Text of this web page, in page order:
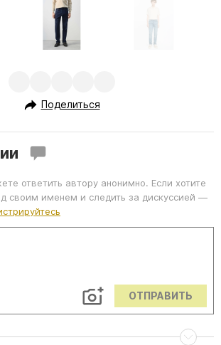
Поделиться
ответить автору анонимно. Если хотите
своим именем и следить за дискуссией —
ОТПРАВИТЬ